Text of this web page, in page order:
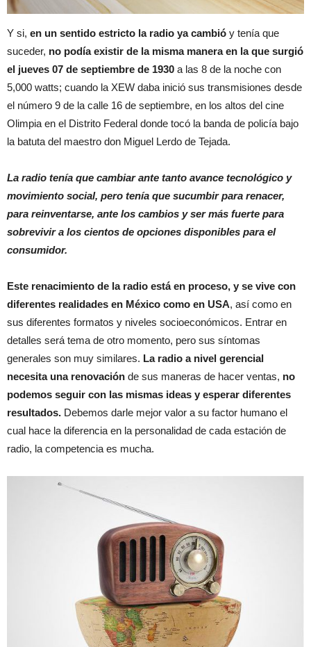
Y si, en un sentido estricto la radio ya cambió y tenía que
suceder, no podía existir de la misma manera en la que surgió
el jueves 07 de septiembre de 1930 a las 8 de la noche con
5,000 watts; cuando la XEW daba inició sus transmisiones desde
el número 9 de la calle 16 de septiembre, en los altos del cine
Olimpia en el Distrito Federal donde tocó la banda de policía bajo
la batuta del maestro don Miguel Lerdo de Tejada.
La radio tenía que cambiar ante tanto avance tecnológico y
movimiento social, pero tenía que sucumbir para renacer,
para reinventarse, ante los cambios y ser más fuerte para
sobrevivir a los cientos de opciones disponibles para el
consumidor.
Este renacimiento de la radio está en proceso, y se vive con
diferentes realidades en México como en USA, así como en
sus diferentes formatos y niveles socioeconómicos. Entrar en
detalles será tema de otro momento, pero sus síntomas
generales son muy similares. La radio a nivel gerencial
necesita una renovación de sus maneras de hacer ventas, no
podemos seguir con las mismas ideas y esperar diferentes
resultados. Debemos darle mejor valor a su factor humano el
cual hace la diferencia en la personalidad de cada estación de
radio, la competencia es mucha.